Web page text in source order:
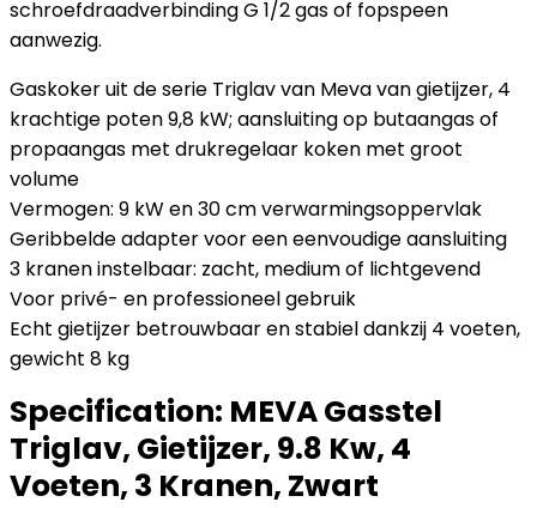
schroefdraadverbinding G 1/2 gas of fopspeen
aanwezig.
Gaskoker uit de serie Triglav van Meva van gietijzer, 4
krachtige poten 9,8 kW; aansluiting op butaangas of
propaangas met drukregelaar koken met groot
volume
Vermogen: 9 kW en 30 cm verwarmingsoppervlak
Geribbelde adapter voor een eenvoudige aansluiting
3 kranen instelbaar: zacht, medium of lichtgevend
Voor privé- en professioneel gebruik
Echt gietijzer betrouwbaar en stabiel dankzij 4 voeten,
gewicht 8 kg
Specification: MEVA Gasstel
Triglav, Gietijzer, 9.8 Kw, 4
Voeten, 3 Kranen, Zwart